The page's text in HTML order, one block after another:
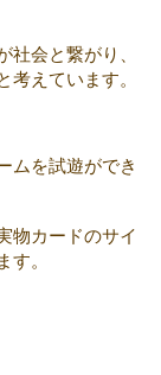
会と繋がり、
えています。
ムを試遊ができ
物カードのサイ
。